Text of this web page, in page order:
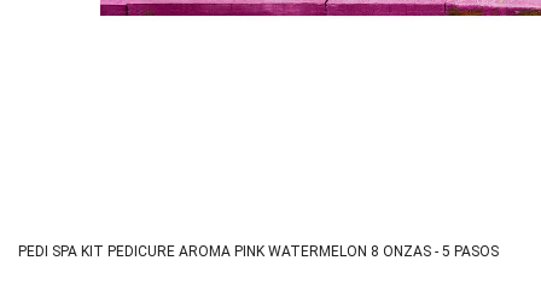
PEDI SPA KIT PEDICURE AROMA PINK WATERMELON 8 ONZAS - 5 PASOS